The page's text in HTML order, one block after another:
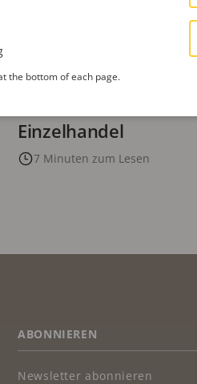
Verbesserung von
entlang der
Einzelhandel
7 Minuten zum Lesen
ABONNIEREN
Newsletter abonnieren
the bottom of each page.